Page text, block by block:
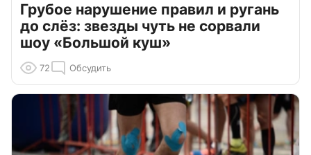
Грубое нарушение правил и ругань
до слёз: звезды чуть не сорвали
шоу «Большой куш»
72 Обсудить